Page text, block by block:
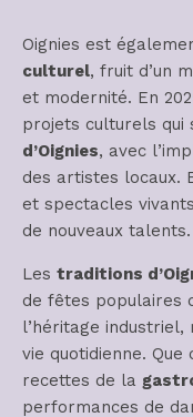
Oignies est
culturel, fruit d’un
et modernité. En
projets culturels qui
d’Oignies, avec
des artistes locaux.
et spectacles
de nouveaux talents.
Les traditions
de fêtes populaires
l’héritage
vie quotidienne.
recettes de la
performances de